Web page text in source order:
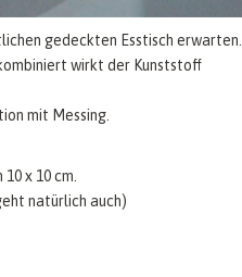
gedeckten Esstisch erwarten.
wirkt der Kunststoff
mit Messing.
x 10 cm.
natürlich auch)